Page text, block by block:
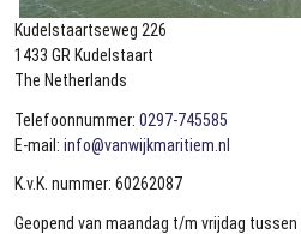
Kudelstaartseweg 226
1433 GR Kudelstaart
The Netherlands
Telefoonnummer: 0297-745585
E-mail: info@vanwijkmaritiem.nl
K.v.K. nummer: 60262087
Geopend van maandag t/m vrijdag tussen